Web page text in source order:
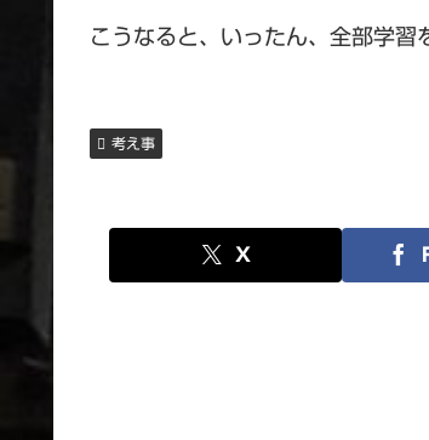
こうなると、いったん、全部学習
考え事
X